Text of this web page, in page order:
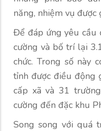
năng, nhiệm vụ được
Để đáp ứng yêu cầu
cường và bố trí lại
chức. Trong số này
tỉnh được điều động
cấp xã và 31
cường đến đặc khu
Song song với quá